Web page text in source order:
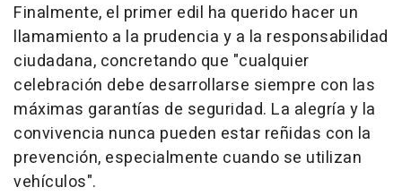
Finalmente, el primer edil ha querido hacer un
llamamiento a la prudencia y a la responsabilidad
ciudadana, concretando que "cualquier
celebración debe desarrollarse siempre con las
máximas garantías de seguridad. La alegría y la
convivencia nunca pueden estar reñidas con la
prevención, especialmente cuando se utilizan
vehículos".